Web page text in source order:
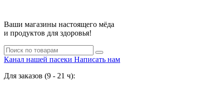
Ваши магазины настоящего мёда
и продуктов для здоровья!
Канал нашей пасеки Написать нам
Для заказов (9 - 21 ч):